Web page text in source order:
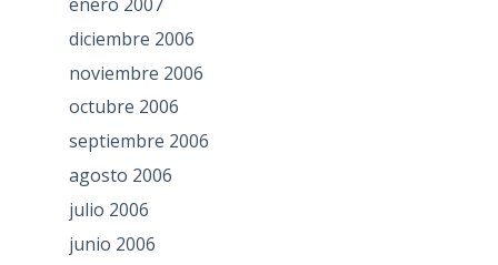
diciembre 2006
noviembre 2006
octubre 2006
septiembre 2006
agosto 2006
julio 2006
junio 2006